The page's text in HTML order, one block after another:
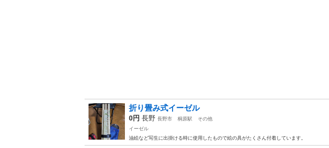
折り畳み式イーゼル
0円 長野 長野市 桐原駅
その他
イーゼル
油絵など写生に出掛ける時に使用したもので絵の具がたくさん付着しています。